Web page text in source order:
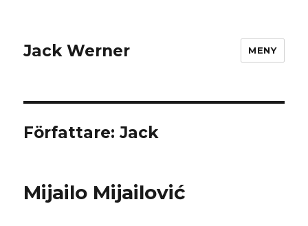
Jack Werner MENY
Författare:Jack
Mijailo Mijailović